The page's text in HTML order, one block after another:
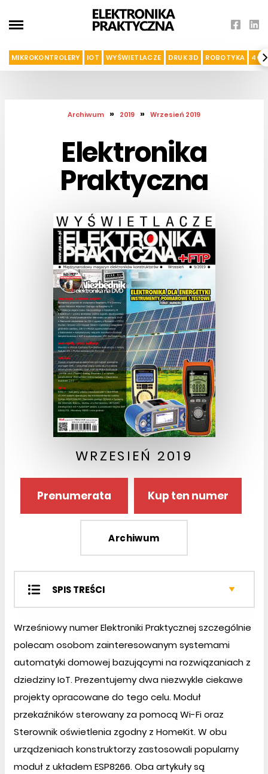
MIKROKONTROLERY IOT WYŚWIETLACZE DRUK 3D ROBOTYKA 4G I
Archiwum » 2019 » Wrzesień 2019
Elektronika
Praktyczna
WRZESIEŃ 2019
Prenumerata Kup ten numer
Archiwum
SPIS TREŚCI
Projekty EP
Miniprojekty
Projekty czytelników
Prezentacje
Notatnik konstruktora
Wybór konstruktora
Kursy
Podzespoły
Wrześniowy numer Elektroniki Praktycznej szczególnie
polecam osobom zainteresowanym systemami
automatyki domowej bazującymi na rozwiązaniach z
dziedziny IoT. Prezentujemy dwa niezwykle ciekawe
projekty opracowane do tego celu. Moduł
przekaźników sterowany za pomocą Wi-Fi oraz
Sterownik oświetlenia zgodny z HomeKit. W obu
urządzeniach konstruktorzy zastosowali popularny
moduł z układem ESP8266. Oba artykuły są